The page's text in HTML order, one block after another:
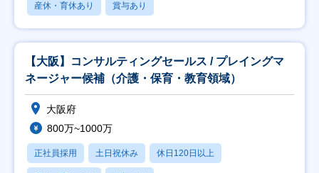
産休・育休あり 賞与あり
【大阪】コンサルティングセールス / プレイングマ
ネージャー候補（介護・保育・教育領域）
大阪府
800万~1000万
正社員採用 土日祝休み 休日120日以上